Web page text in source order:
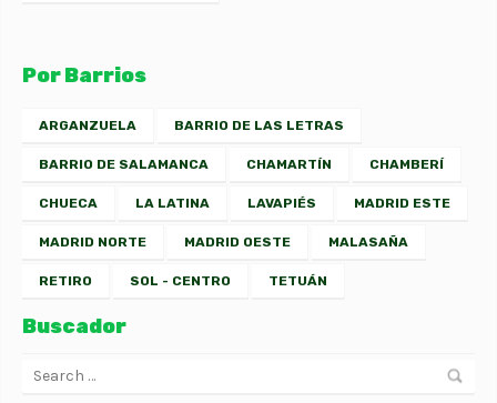
Por Barrios
ARGANZUELA BARRIO DE LAS LETRAS
BARRIO DE SALAMANCA CHAMARTÍN CHAMBERÍ
CHUECA LA LATINA LAVAPIÉS MADRID ESTE
MADRID NORTE MADRID OESTE MALASAÑA
RETIRO SOL - CENTRO TETUÁN
Buscador